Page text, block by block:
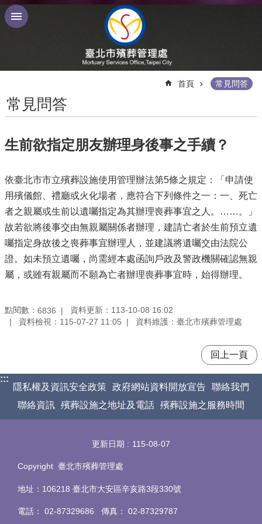
跳到主要內容區塊
首頁 常見問答
常見問答
生前欲指定朋友辦理身後事之手續？
依臺北市市立殯葬設施使用管理辦法第5條之規定：「申請使
用殯儀館、禮廳或火化場者，應符合下列條件之一：一、死亡
者之親屬或生前以遺囑指定為其辦理喪葬事宜之人。……。」
故若欲將後事交由無親屬關係者辦理，建請亡者於生前預立遺
囑指定身故後之喪葬事宜辦理人，並建議將遺囑交由法院公
證。如未預立遺囑，尚需經本處函詢戶政及警政機關確認無親
屬，或雖有親屬而不願為亡者辦理喪葬事宜時，始得辦理。
點閱數： 6836
資料更新：113-10-08 16:02
資料檢視：115-07-27 11:05
資料維護：臺北市殯葬管理處
回上一頁
:::
隱私權及資訊安全政策 政府網站資料開放宣告 聯絡我們
聯絡資訊 殯葬設施之地址及電話 殯葬設施之服務時間
更新日期 115-08-07
Copyright 臺北市殯葬管理處
地址：106218 臺北市大安區辛亥路3段330號
電話 ： 02-87329686 傳真 ： 02-87329787